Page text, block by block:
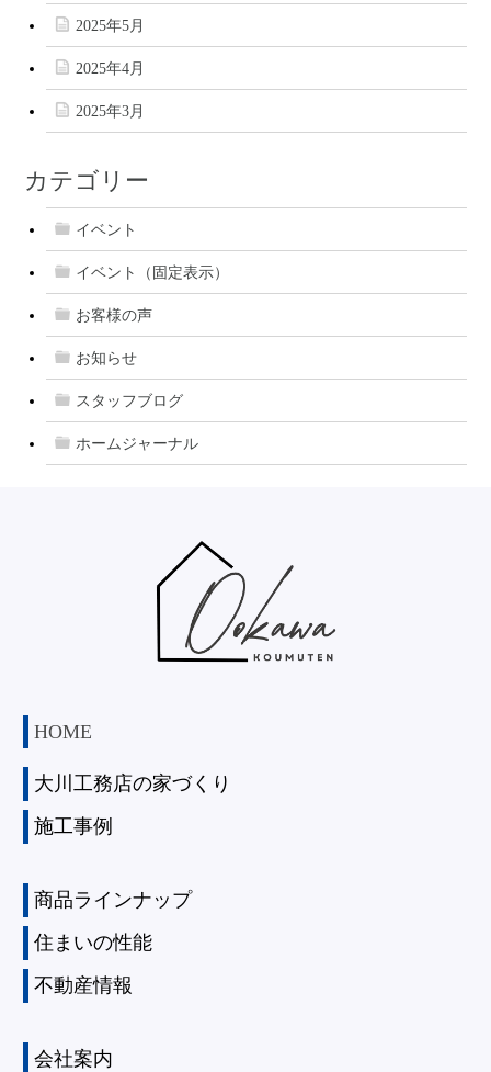
2025年5月
2025年4月
2025年3月
カテゴリー
イベント
イベント（固定表示）
お客様の声
お知らせ
スタッフブログ
ホームジャーナル
HOME
大川工務店の家づくり
施工事例
商品ラインナップ
住まいの性能
不動産情報
会社案内